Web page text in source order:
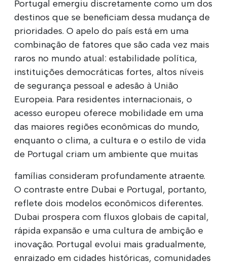
Portugal emergiu discretamente como um dos
destinos que se beneficiam dessa mudança de
prioridades. O apelo do país está em uma
combinação de fatores que são cada vez mais
raros no mundo atual: estabilidade política,
instituições democráticas fortes, altos níveis
de segurança pessoal e adesão à União
Europeia. Para residentes internacionais, o
acesso europeu oferece mobilidade em uma
das maiores regiões econômicas do mundo,
enquanto o clima, a cultura e o estilo de vida
de Portugal criam um ambiente que muitas
famílias consideram profundamente atraente.
O contraste entre Dubai e Portugal, portanto,
reflete dois modelos econômicos diferentes.
Dubai prospera com fluxos globais de capital,
rápida expansão e uma cultura de ambição e
inovação. Portugal evolui mais gradualmente,
enraizado em cidades históricas, comunidades